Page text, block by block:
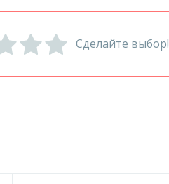
Сделайте выбор!